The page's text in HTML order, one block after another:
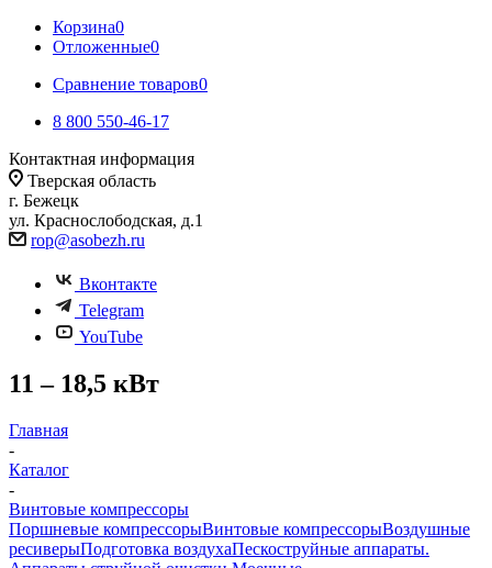
Корзина0
Отложенные0
Сравнение товаров0
8 800 550-46-17
Контактная информация
Тверская область
г. Бежецк
ул. Краснослободская, д.1
rop@asobezh.ru
Вконтакте
Telegram
YouTube
11 – 18,5 кВт
Главная
-
Каталог
-
Винтовые компрессоры
Поршневые компрессорыВинтовые компрессорыВоздушные
ресиверыПодготовка воздухаПескоструйные аппараты.